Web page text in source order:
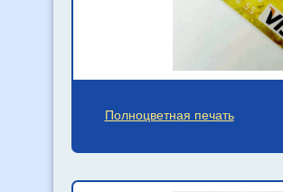
Полноцветная печать